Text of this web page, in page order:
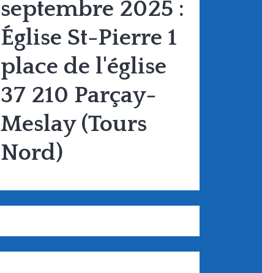
septembre 2025 :
Église St-Pierre 1
place de l'église
37 210 Parçay-
Meslay (Tours
Nord)